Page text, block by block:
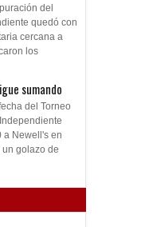
del
quedó con
cercana a
los
sumando
del Torneo
a Newell's en
golazo de